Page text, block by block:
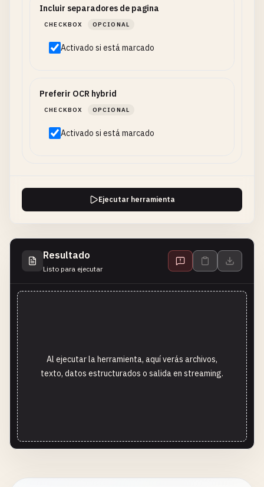
Incluir separadores de pagina
CHECKBOX OPCIONAL
Activado si está marcado
Preferir OCR hybrid
CHECKBOX OPCIONAL
Activado si está marcado
Ejecutar herramienta
Resultado
Listo para ejecutar
Al ejecutar la herramienta, aquí verás archivos,
texto, datos estructurados o salida en streaming.